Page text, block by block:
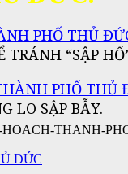
PHỐ THỦ
“SẬP
PHỐ THỦ
LO SẬP BẪY.
ĐỨC